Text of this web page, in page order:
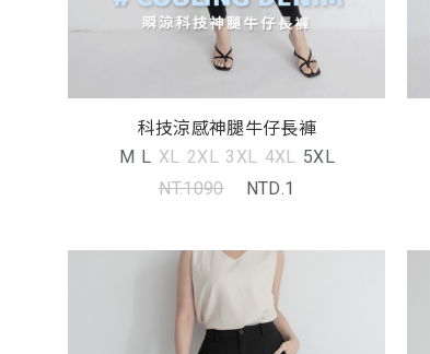
科技涼感神腿牛仔長褲
M L XL 2XL 3XL 4XL 5XL
NT.1090
NTD.1